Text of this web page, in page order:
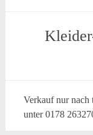
Verkauf nur nach
unter 0178